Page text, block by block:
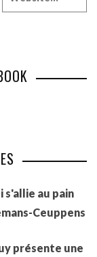
s'allie au pain
Ceuppens
présente une